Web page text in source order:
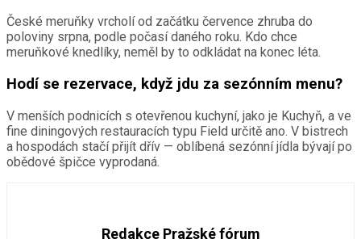
České meruňky vrcholí od začátku července zhruba do
poloviny srpna, podle počasí daného roku. Kdo chce
meruňkové knedlíky, neměl by to odkládat na konec léta.
Hodí se rezervace, když jdu za sezónním menu?
V menších podnicích s otevřenou kuchyní, jako je Kuchyň, a ve
fine diningových restauracích typu Field určitě ano. V bistrech
a hospodách stačí přijít dřív — oblíbená sezónní jídla bývají po
obědové špičce vyprodaná.
Redakce Pražské fórum